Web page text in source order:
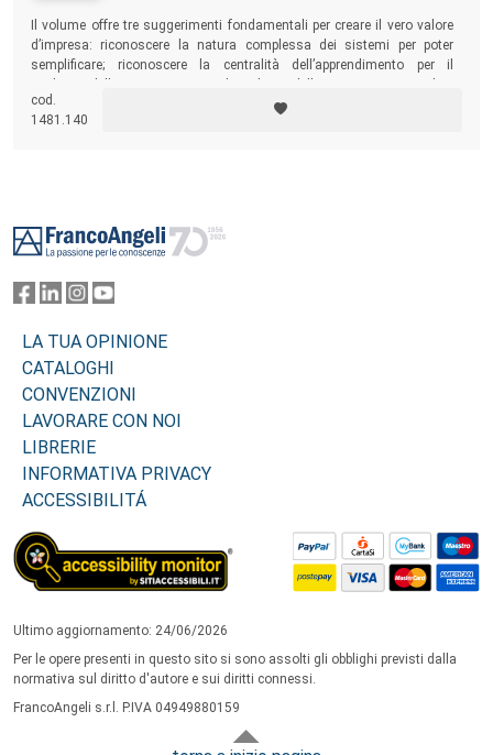
Il volume offre tre suggerimenti fondamentali per creare il vero valore
d’impresa: riconoscere la natura complessa dei sistemi per poter
semplificare; riconoscere la centralità dell’apprendimento per il
che l’organicità e la coerenza del sistema sono la base del successo
competitivo e dell’unicità dell’impresa.
cod.
1481.140
LA TUA OPINIONE
CATALOGHI
CONVENZIONI
LAVORARE CON NOI
LIBRERIE
INFORMATIVA PRIVACY
ACCESSIBILITÁ
Ultimo aggiornamento: 24/06/2026
Per le opere presenti in questo sito si sono assolti gli obblighi previsti dalla
normativa sul diritto d'autore e sui diritti connessi.
FrancoAngeli s.r.l. P.IVA 04949880159